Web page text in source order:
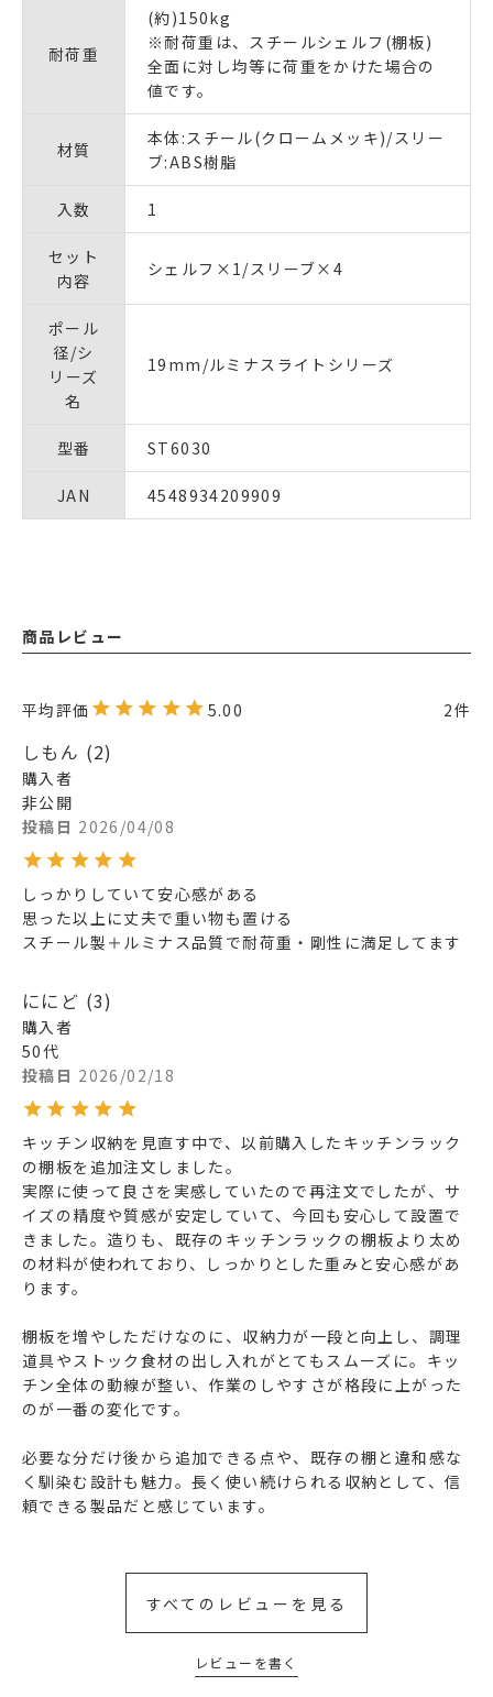
耐荷重
(約)150kg
※耐荷重は、スチールシェルフ(棚板)
全面に対し均等に荷重をかけた場合の
値です。
材質
本体:スチール(クロームメッキ)/スリー
ブ:ABS樹脂
入数 1
セット
内容
シェルフ×1/スリーブ×4
ポール
径/シ
リーズ
名
19mm/ルミナスライトシリーズ
型番 ST6030
JAN 4548934209909
商品レビュー
5.00 2
しもん 2
購入者
非公開
投稿日 2026/04/08
しっかりしていて安心感がある
思った以上に丈夫で重い物も置ける
スチール製＋ルミナス品質で耐荷重・剛性に満足してます
ににど 3
購入者
50代
投稿日 2026/02/18
キッチン収納を見直す中で、以前購入したキッチンラック
の棚板を追加注文しました。
実際に使って良さを実感していたので再注文でしたが、サ
イズの精度や質感が安定していて、今回も安心して設置で
きました。造りも、既存のキッチンラックの棚板より太め
の材料が使われており、しっかりとした重みと安心感があ
ります。
棚板を増やしただけなのに、収納力が一段と向上し、調理
道具やストック食材の出し入れがとてもスムーズに。キッ
チン全体の動線が整い、作業のしやすさが格段に上がった
のが一番の変化です。
必要な分だけ後から追加できる点や、既存の棚と違和感な
く馴染む設計も魅力。長く使い続けられる収納として、信
頼できる製品だと感じています。
すべてのレビューを見る
レビューを書く